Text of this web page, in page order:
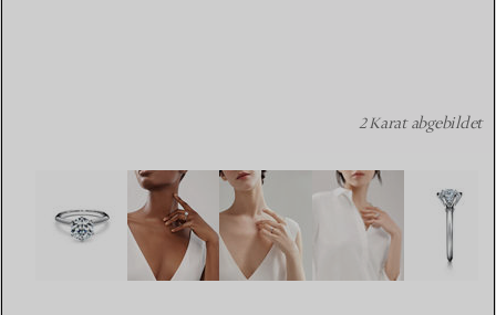
Der Tiffany® Setting: Verlobungsring in Platin
2 Karat abgebildet